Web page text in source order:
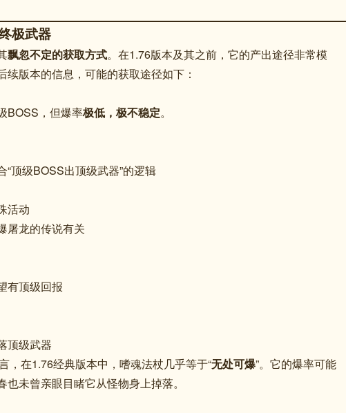
极武器
飘忽不定的获取方式。在1.76版本及其之前，它的产出途径非常模
续版本的信息，可能的获取途径如下：
BOSS，但爆率极低，极不稳定。
“顶级BOSS出顶级武器”的逻辑
活动
屠龙的传说有关
有顶级回报
顶级武器
，在1.76经典版本中，嗜魂法杖几乎等于“无处可爆”。它的爆率可能
也未曾亲眼目睹它从怪物身上掉落。